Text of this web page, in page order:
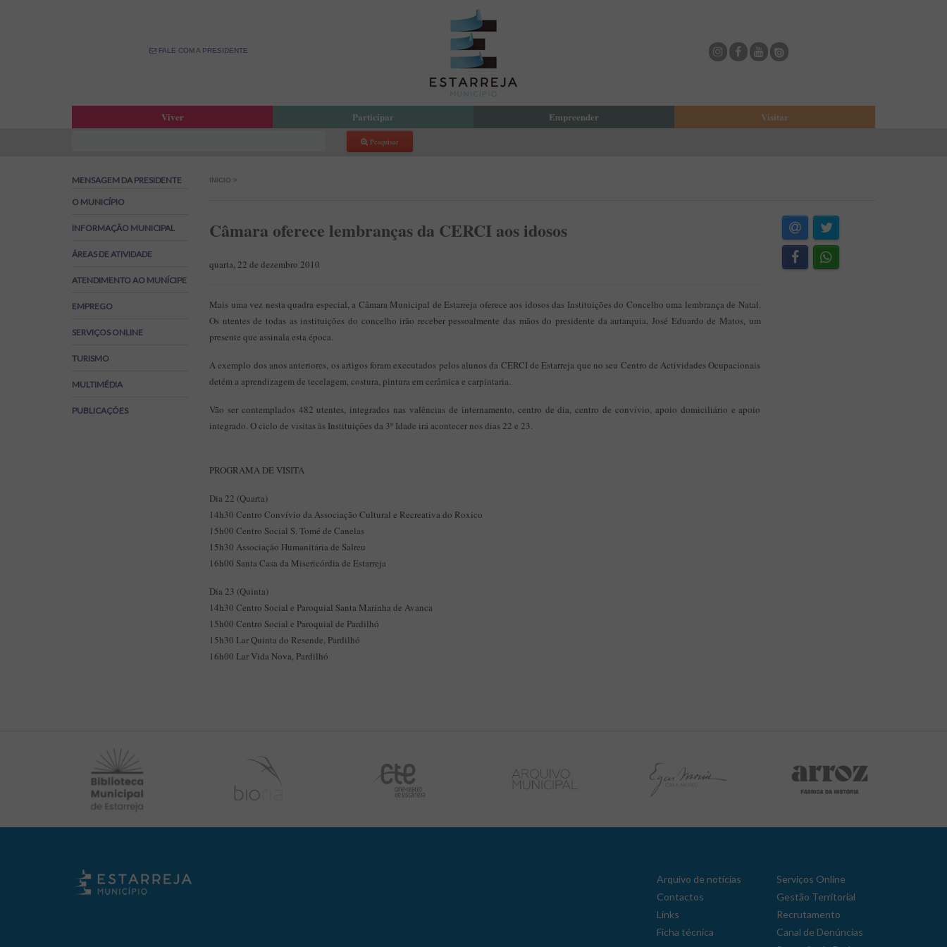
FALE COM A PRESIDENTE
Viver
Boletim Municipal
Agenda Municipal
Oferta Desportiva Municipal
Emprego na Autarquia
Participar
Estarreja Compartilha
Participação Pública
Empreender Visitar
Cine-Teatro de Estarreja
Casa-Museu Solheiro Madureira
ESTAU - Arte Urbana
Aplicação Sentir Estarreja
Pesquisar
MENSAGEM DA PRESIDENTE
O MUNICÍPIO
INFORMAÇÃO MUNICIPAL
ÁREAS DE ATIVIDADE
ATENDIMENTO AO MUNÍCIPE
EMPREGO
SERVIÇOS ONLINE
TURISMO
MULTIMÉDIA
PUBLICAÇÕES
INICIO >
Câmara oferece lembranças da CERCI aos idosos
quarta, 22 de dezembro 2010
Mais uma vez nesta quadra especial, a Câmara Municipal de Estarreja oferece aos idosos das Instituições do Concelho uma lembrança de Natal.
Os utentes de todas as instituições do concelho irão receber pessoalmente das mãos do presidente da autarquia, José Eduardo de Matos, um
presente que assinala esta época.
A exemplo dos anos anteriores, os artigos foram executados pelos alunos da CERCI de Estarreja que no seu Centro de Actividades Ocupacionais
detém a aprendizagem de tecelagem, costura, pintura em cerâmica e carpintaria.
Vão ser contemplados 482 utentes, integrados nas valências de internamento, centro de dia, centro de convívio, apoio domiciliário e apoio
integrado. O ciclo de visitas às Instituições da 3ª Idade irá acontecer nos dias 22 e 23.
PROGRAMA DE VISITA
Dia 22 (Quarta)
14h30 Centro Convívio da Associação Cultural e Recreativa do Roxico
15h00 Centro Social S. Tomé de Canelas
15h30 Associação Humanitária de Salreu
16h00 Santa Casa da Misericórdia de Estarreja
Dia 23 (Quinta)
14h30 Centro Social e Paroquial Santa Marinha de Avanca
15h00 Centro Social e Paroquial de Pardilhó
15h30 Lar Quinta do Resende, Pardilhó
16h00 Lar Vida Nova, Pardilhó
Arquivo de notícias
Contactos
Links
Ficha técnica
Serviços Online
Gestão Territorial
Recrutamento
Canal de Denúncias